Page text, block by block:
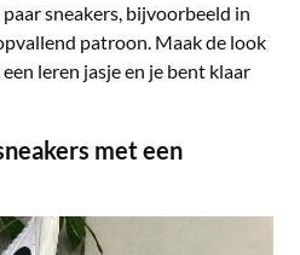
sneakers, bijvoorbeeld in
patroon. Maak de look
leren jasje en je bent klaar
met een